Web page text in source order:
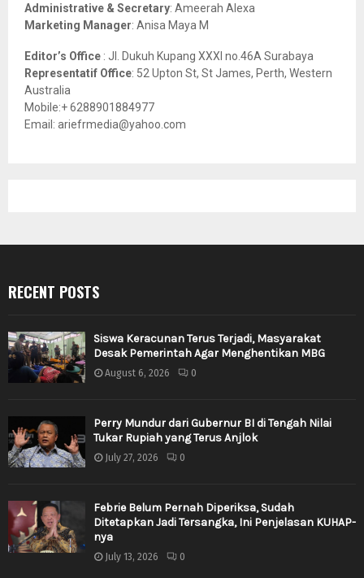
Administrative & Secretary: Ameerah Alexa
Marketing Manager: Anisa Maya M
Editor’s Office : Jl. Dukuh Kupang XXXI no.46A Surabaya
Representatif Office: 52 Upton St, St James, Perth, Western
Australia
Mobile:+ 6288901884977
Email: ariefrmedia@yahoo.com
RECENT POSTS
Siswa Keracunan Terus Terjadi, Masyarakat
Desak Pemerintah Agar Menghentikan MBG
August 6, 2026 0
Perry Mundur dari Gubernur BI di Tengah Nilai
Tukar Rupiah yang Terus Anjlok
July 27, 2026 0
Febrie Belum Pernah Diperiksa, Sudah
Ditetapkan Jadi Tersangka, Ini Penjelasan KUHAP-
nya
July 13, 2026 0